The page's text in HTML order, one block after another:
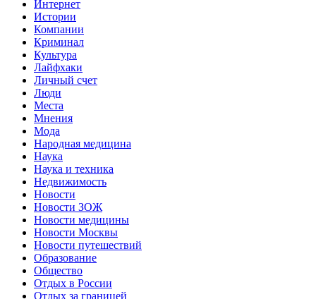
Интернет
Истории
Компании
Криминал
Культура
Лайфхаки
Личный счет
Люди
Места
Мнения
Мода
Народная медицина
Наука
Наука и техника
Недвижимость
Новости
Новости ЗОЖ
Новости медицины
Новости Москвы
Новости путешествий
Образование
Общество
Отдых в России
Отдых за границей